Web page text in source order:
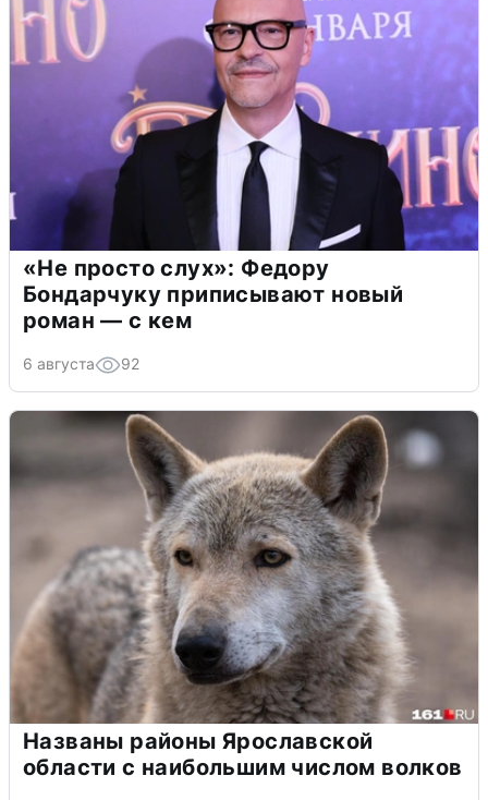
«Не просто слух»: Федору
Бондарчуку приписывают новый
роман — с кем
6 августа 92
Названы районы Ярославской
области с наибольшим числом волков